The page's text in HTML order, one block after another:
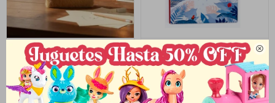

LlegaHOY
Llega en2 hs
LIBRETA CAPIBARA
LlegaHOY
Llega en2 hs
LIBRETA A5 DE TAPA DURA -
CESTE